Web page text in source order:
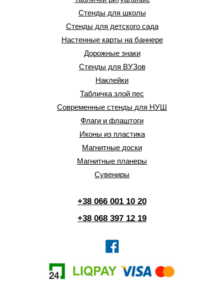
Стенды для школы
Стенды для детского сада
Настенные карты на баннере
Дорожные знаки
Стенды для ВУЗов
Наклейки
Табличка злой пес
Современные стенды для НУШ
Флаги и флаштоги
Иконы из пластика
Магнитные доски
Магнитные планеры
Сувениры
+38 066 001 10 20
+38 068 397 12 19